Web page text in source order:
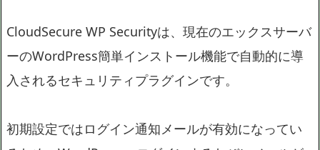
CloudSecure WP Securityは、現在のエックスサーバ
ーのWordPress簡単インストール機能で自動的に導
入されるセキュリティプラグインです。
初期設定ではログイン通知メールが有効になってい